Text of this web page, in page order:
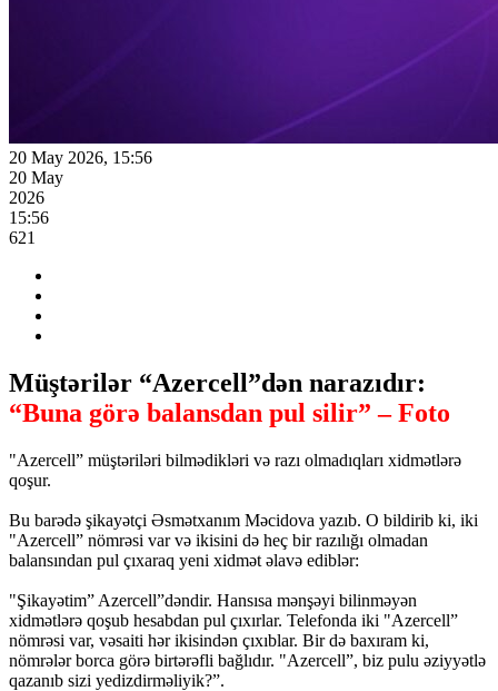
20 May 2026, 15:56
20 May
2026
15:56
621
Müştərilər “Azercell”dən narazıdır:
“Buna görə balansdan pul silir” – Foto
"Azercell” müştəriləri bilmədikləri və razı olmadıqları xidmətlərə
qoşur.
Bu barədə şikayətçi Əsmətxanım Məcidova yazıb. O bildirib ki, iki
"Azercell” nömrəsi var və ikisini də heç bir razılığı olmadan
balansından pul çıxaraq yeni xidmət əlavə ediblər:
"Şikayətim” Azercell”dəndir. Hansısa mənşəyi bilinməyən
xidmətlərə qoşub hesabdan pul çıxırlar. Telefonda iki "Azercell”
nömrəsi var, vəsaiti hər ikisindən çıxıblar. Bir də baxıram ki,
nömrələr borca görə birtərəfli bağlıdır. "Azercell”, biz pulu əziyyətlə
qazanıb sizi yedizdirməliyik?”.